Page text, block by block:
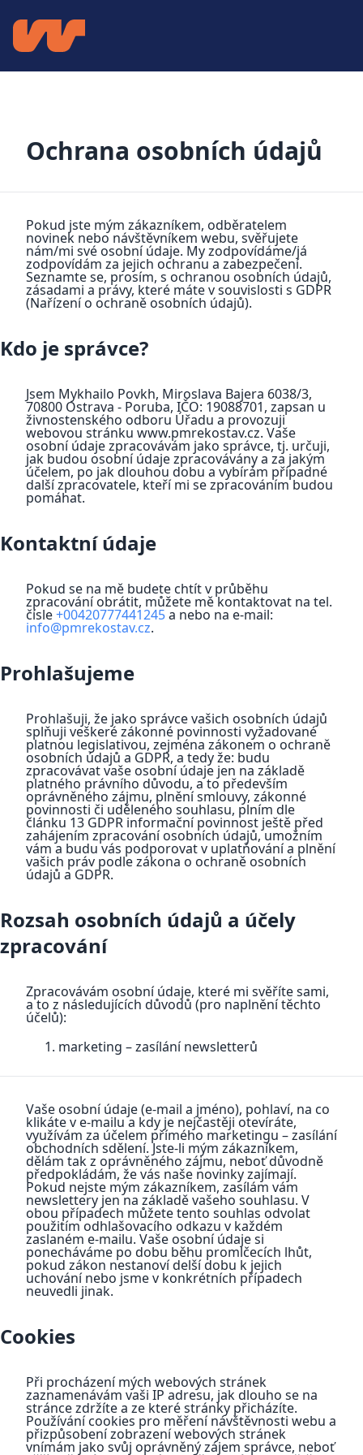
Ochrana osobních údajů
Pokud jste mým zákazníkem, odběratelem
novinek nebo návštěvníkem webu, svěřujete
nám/mi své osobní údaje. My zodpovídáme/já
zodpovídám za jejich ochranu a zabezpečení.
Seznamte se, prosím, s ochranou osobních údajů,
zásadami a právy, které máte v souvislosti s GDPR
(Nařízení o ochraně osobních údajů).
Kdo je správce?
Jsem Mykhailo Povkh, Miroslava Bajera 6038/3,
70800 Ostrava - Poruba, IČO: 19088701, zapsan u
živnostenského odboru Úřadu a provozuji
webovou stránku www.pmrekostav.cz. Vaše
osobní údaje zpracovávám jako správce, tj. určuji,
jak budou osobní údaje zpracovávány a za jakým
účelem, po jak dlouhou dobu a vybírám případné
další zpracovatele, kteří mi se zpracováním budou
pomáhat.
Kontaktní údaje
Pokud se na mě budete chtít v průběhu
zpracování obrátit, můžete mě kontaktovat na tel.
čísle+00420777441245a nebo na e-mail:
info@pmrekostav.cz.
Prohlašujeme
Prohlašuji, že jako správce vašich osobních údajů
splňuji veškeré zákonné povinnosti vyžadované
platnou legislativou, zejména zákonem o ochraně
osobních údajů a GDPR, a tedy že: budu
zpracovávat vaše osobní údaje jen na základě
platného právního důvodu, a to především
oprávněného zájmu, plnění smlouvy, zákonné
povinnosti či uděleného souhlasu, plním dle
článku 13 GDPR informační povinnost ještě před
zahájením zpracování osobních údajů, umožním
vám a budu vás podporovat v uplatňování a plnění
vašich práv podle zákona o ochraně osobních
údajů a GDPR.
Rozsah osobních údajů a účely
zpracování
Zpracovávám osobní údaje, které mi svěříte sami,
a to z následujících důvodů (pro naplnění těchto
účelů):
marketing – zasílání newsletterů
Vaše osobní údaje (e-mail a jméno), pohlaví, na co
klikáte v e-mailu a kdy je nejčastěji otevíráte,
využívám za účelem přímého marketingu – zasílání
obchodních sdělení. Jste-li mým zákazníkem,
dělám tak z oprávněného zájmu, neboť důvodně
předpokládám, že vás naše novinky zajímají.
Pokud nejste mým zákazníkem, zasílám vám
newslettery jen na základě vašeho souhlasu. V
obou případech můžete tento souhlas odvolat
použitím odhlašovacího odkazu v každém
zaslaném e-mailu. Vaše osobní údaje si
ponecháváme po dobu běhu promlčecích lhůt,
pokud zákon nestanoví delší dobu k jejich
uchování nebo jsme v konkrétních případech
neuvedli jinak.
Cookies
Při procházení mých webových stránek
zaznamenávám vaši IP adresu, jak dlouho se na
stránce zdržíte a ze které stránky přicházíte.
Používání cookies pro měření návštěvnosti webu a
přizpůsobení zobrazení webových stránek
vnímám jako svůj oprávněný zájem správce, neboť